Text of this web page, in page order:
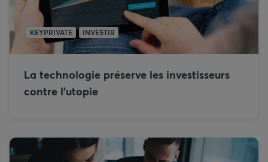
KEYPRIVATE INVESTIR
La technologie préserve les investisseurs
contre l'utopie